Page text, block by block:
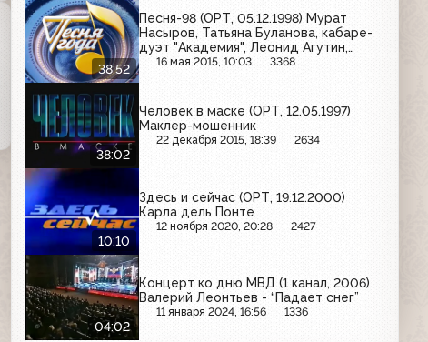
38:52
Песня-98 (ОРТ, 05.12.1998) Мурат
Насыров, Татьяна Буланова, кабаре-
дуэт "Академия", Леонид Агутин,
Любовь Успенская, Александр Буйнов
16 мая 2015, 10:03 3368
38:02
Человек в маске (ОРТ, 12.05.1997)
Маклер-мошенник
22 декабря 2015, 18:39 2634
10:10
Здесь и сейчас (ОРТ, 19.12.2000)
Карла дель Понте
12 ноября 2020, 20:28 2427
04:02
Концерт ко дню МВД (1 канал, 2006)
Валерий Леонтьев - “Падает снег”
11 января 2024, 16:56 1336